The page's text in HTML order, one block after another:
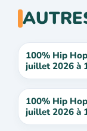
100% Hip
juillet 2026 à
100% Hip
juillet 2026 à